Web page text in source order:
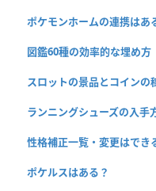
ポケモンホームの連携はあ
図鑑60種の効率的な埋め方
スロットの景品とコインの
ランニングシューズの入手
性格補正一覧・変更はでき
ポケルスはある？